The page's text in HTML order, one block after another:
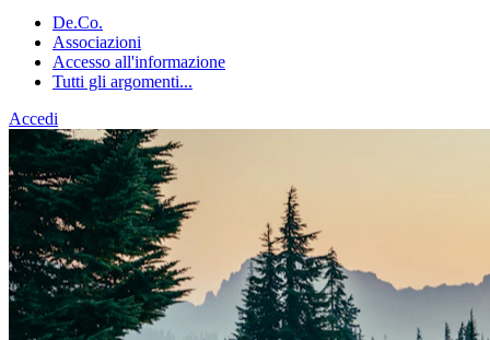
De.Co.
Associazioni
Accesso all'informazione
Tutti gli argomenti...
Accedi